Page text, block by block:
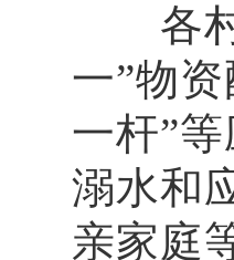
各村
一”物
一杆”
溺水和
亲家庭